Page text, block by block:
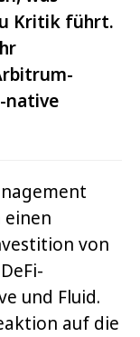
Kritik führt.
native
einen
von
und Fluid.
auf die